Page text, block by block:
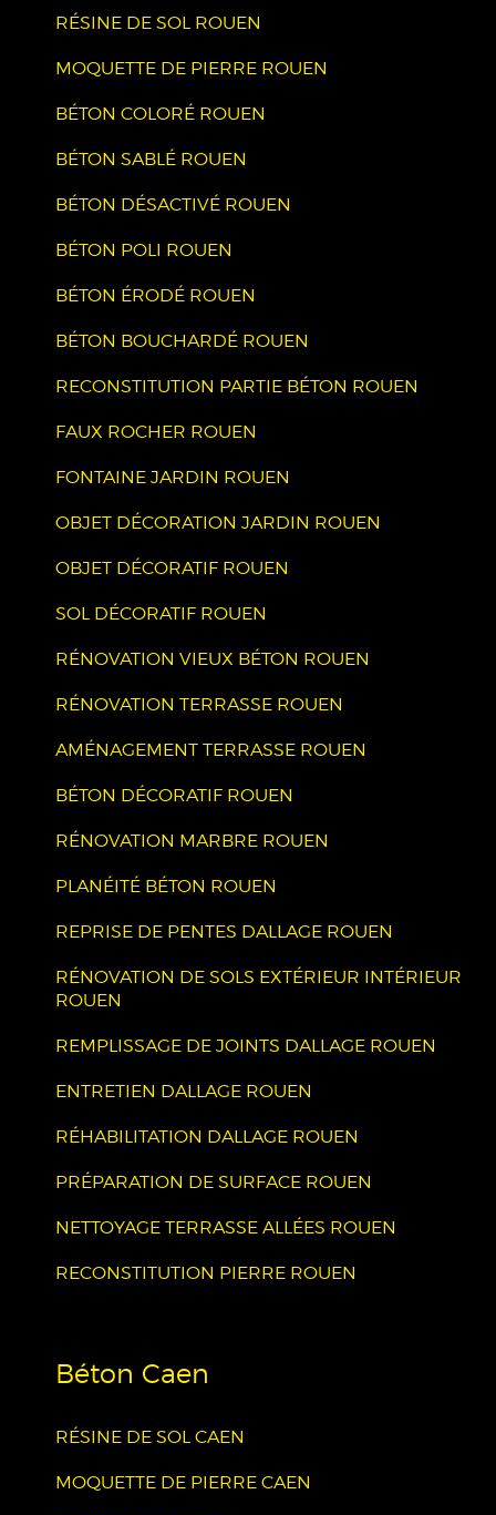
RÉSINE DE SOL ROUEN
MOQUETTE DE PIERRE ROUEN
BÉTON COLORÉ ROUEN
BÉTON SABLÉ ROUEN
BÉTON DÉSACTIVÉ ROUEN
BÉTON POLI ROUEN
BÉTON ÉRODÉ ROUEN
BÉTON BOUCHARDÉ ROUEN
RECONSTITUTION PARTIE BÉTON ROUEN
FAUX ROCHER ROUEN
FONTAINE JARDIN ROUEN
OBJET DÉCORATION JARDIN ROUEN
OBJET DÉCORATIF ROUEN
SOL DÉCORATIF ROUEN
RÉNOVATION VIEUX BÉTON ROUEN
RÉNOVATION TERRASSE ROUEN
AMÉNAGEMENT TERRASSE ROUEN
BÉTON DÉCORATIF ROUEN
RÉNOVATION MARBRE ROUEN
PLANÉITÉ BÉTON ROUEN
REPRISE DE PENTES DALLAGE ROUEN
RÉNOVATION DE SOLS EXTÉRIEUR INTÉRIEUR
ROUEN
REMPLISSAGE DE JOINTS DALLAGE ROUEN
ENTRETIEN DALLAGE ROUEN
RÉHABILITATION DALLAGE ROUEN
PRÉPARATION DE SURFACE ROUEN
NETTOYAGE TERRASSE ALLÉES ROUEN
RECONSTITUTION PIERRE ROUEN
Béton Caen
RÉSINE DE SOL CAEN
MOQUETTE DE PIERRE CAEN